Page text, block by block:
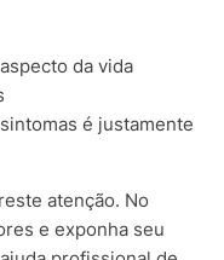
da vida
é justamente
atenção. No
e exponha seu